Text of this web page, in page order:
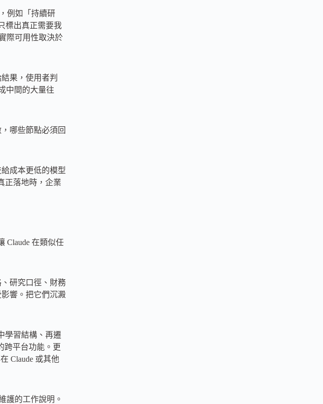
例如「持續研
標出真正需要我
際可用性取決於
果，使用者判
中間的大量往
哪些節點必須回
成本更低的模型
正落地時，企業
Claude 在類似任
研究口徑、財務
響。把它們沉澱
學習結構、再遷
跨平台功能。更
Claude 或其他
護的工作說明。